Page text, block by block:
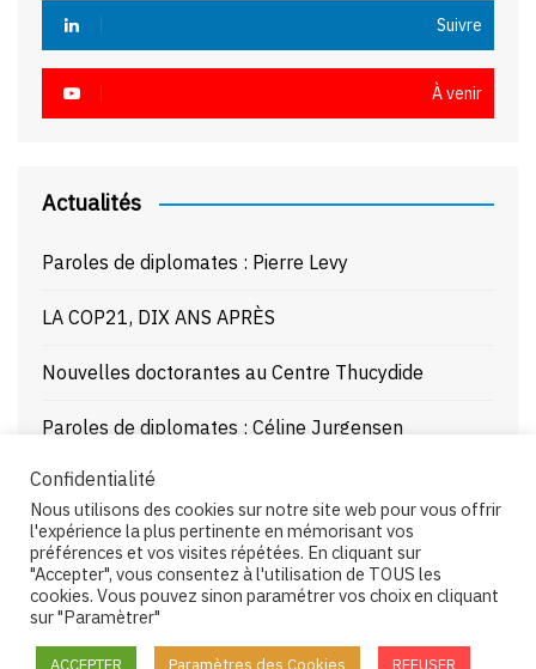
Suivre
À venir
Actualités
Paroles de diplomates : Pierre Levy
LA COP21, DIX ANS APRÈS
Nouvelles doctorantes au Centre Thucydide
Paroles de diplomates : Céline Jurgensen
Journée d’étude : La Mer Noire enjeux stratégiques
et juridiques – 21/10/25
Copyright © 2026 Centre Thucydide. All rights reserved.
Confidentialité
Nous utilisons des cookies sur notre site web pour vous offrir
l'expérience la plus pertinente en mémorisant vos
préférences et vos visites répétées. En cliquant sur
"Accepter", vous consentez à l'utilisation de TOUS les
cookies. Vous pouvez sinon paramétrer vos choix en cliquant
sur "Paramètrer"
ACCEPTER Paramètres des Cookies REFUSER